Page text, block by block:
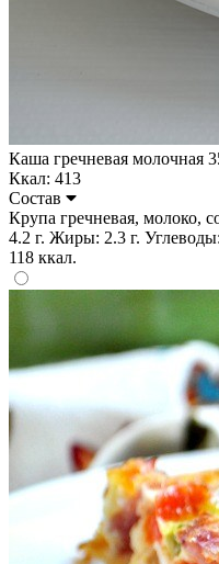
Каша гречневая молочная
Ккал: 413
Состав
Крупа гречневая, молоко,
4.2 г. Жиры: 2.3 г.
118 ккал.